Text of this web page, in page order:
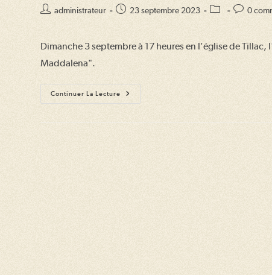
Auteur/autrice
publication :
administrateur
Publication
23 septembre 2023
Post
0
Dimanche 3 septembre à 17 heures en l'église de
Maddalena".
Continuer La Lecture
Concert
STABAT
De